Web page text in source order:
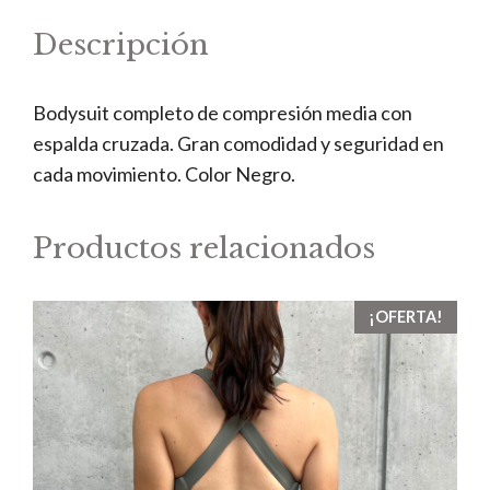
Descripción
Bodysuit completo de compresión media con
espalda cruzada. Gran comodidad y seguridad en
cada movimiento. Color Negro.
Productos relacionados
¡OFERTA!
Este
producto
tiene
múltiples
variantes.
Las